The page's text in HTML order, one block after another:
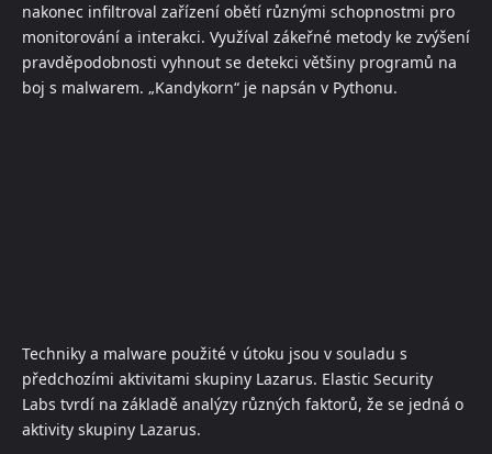
nakonec infiltroval zařízení obětí různými schopnostmi pro
monitorování a interakci. Využíval zákeřné metody ke zvýšení
pravděpodobnosti vyhnout se detekci většiny programů na
boj s malwarem. „Kandykorn“ je napsán v Pythonu.
Techniky a malware použité v útoku jsou v souladu s
předchozími aktivitami skupiny Lazarus. Elastic Security
Labs tvrdí na základě analýzy různých faktorů, že se jedná o
aktivity skupiny Lazarus.